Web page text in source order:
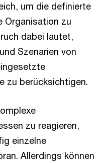
um die definierte
Organisation zu
dabei lautet,
Szenarien von
zu berücksichtigen.
zu reagieren,
einzelne
Allerdings können